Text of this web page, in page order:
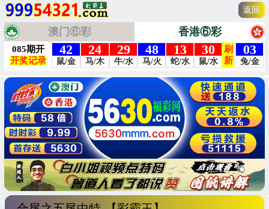
返回
澳门⑥彩 香港⑥彩